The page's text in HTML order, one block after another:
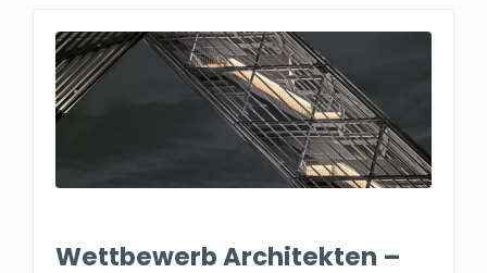
Wettbewerb Architekten –